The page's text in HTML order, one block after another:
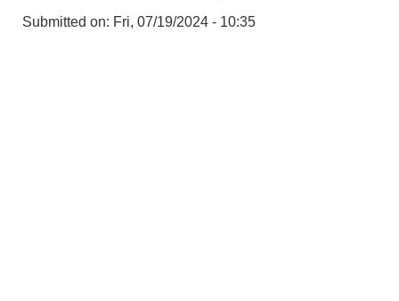
Submitted on: Fri, 07/19/2024 - 10:35